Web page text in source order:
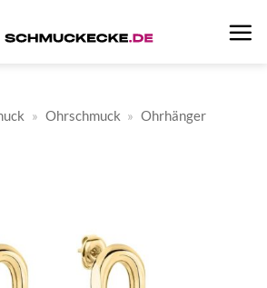
» Ohrschmuck » Ohrhänger